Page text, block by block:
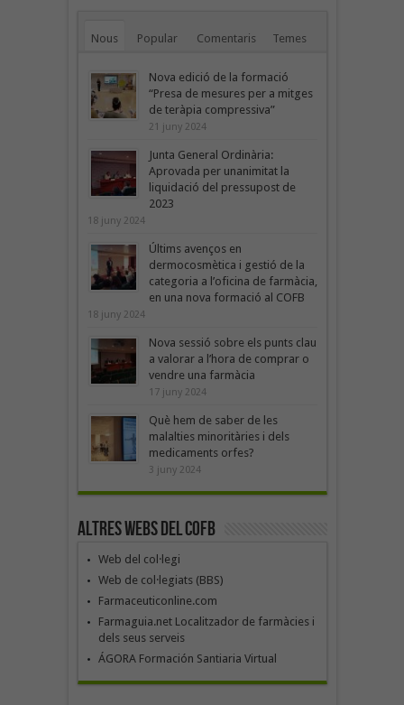
Nous Popular Comentaris Temes
Nova edició de la formació
“Presa de mesures per a mitges
de teràpia compressiva”
21 juny 2024
Junta General Ordinària:
Aprovada per unanimitat la
liquidació del pressupost de
2023
18 juny 2024
Últims avenços en
dermocosmètica i gestió de la
categoria a l’oficina de farmàcia,
en una nova formació al COFB
18 juny 2024
Nova sessió sobre els punts clau
a valorar a l’hora de comprar o
vendre una farmàcia
17 juny 2024
Què hem de saber de les
malalties minoritàries i dels
medicaments orfes?
3 juny 2024
Altres webs del COFB
Web del col·legi
Web de col·legiats (BBS)
Farmaceuticonline.com
Farmaguia.net Localitzador de farmàcies i
dels seus serveis
ÁGORA Formación Santiaria Virtual